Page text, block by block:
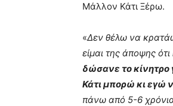
Μάλλον Κάτι Ξέρω.
«Δεν θέλω να
είμαι της άποψης
δώσανε το κίνητρο
Κάτι μπορώ κι εγώ
πάνω από 5-6 χρόνια.